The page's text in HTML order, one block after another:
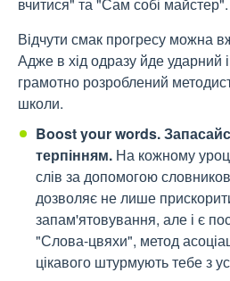
вчитися" та "Сам собі майстер".
Відчути смак прогресу можна
Адже в хід одразу йде ударний
грамотно розроблений
школи.
Boost your words.
терпінням. На кожному
слів за допомогою
дозволяє не лише
запам'ятовування, але і є
"Слова-цвяхи", метод
цікавого штурмують тебе з